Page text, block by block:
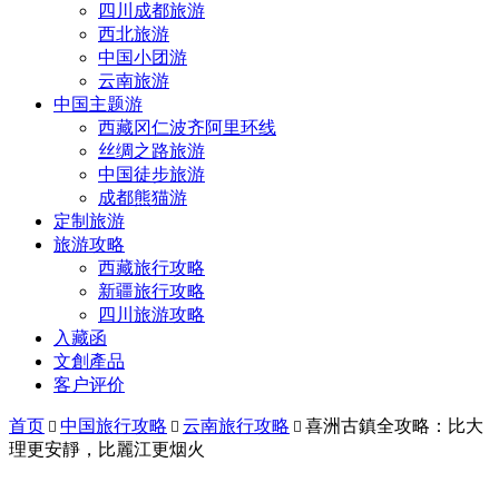
四川成都旅游
西北旅游
中国小团游
云南旅游
中国主题游
西藏冈仁波齐阿里环线
丝绸之路旅游
中国徒步旅游
成都熊猫游
定制旅游
旅游攻略
西藏旅行攻略
新疆旅行攻略
四川旅游攻略
入藏函
文創產品
客户评价
首页  中国旅行攻略  云南旅行攻略  喜洲古鎮全攻略：比大
理更安靜，比麗江更烟火